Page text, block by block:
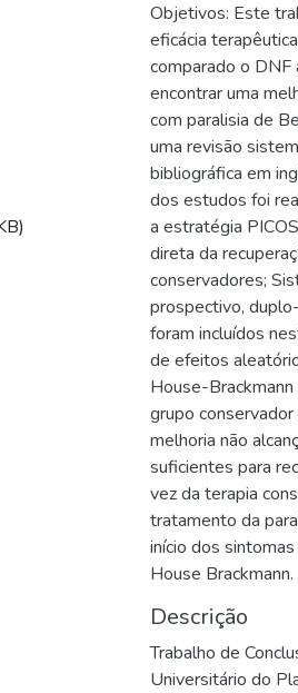
Objetivos: Este
eficácia
comparado o
encontrar uma
com paralisia de
uma revisão
bibliográfica em
dos estudos foi
a estratégia
direta da
conservadores;
prospectivo,
foram incluídos
de efeitos
House-
grupo
melhoria não
suficientes para
vez da terapia
tratamento da
início dos
House Brackmann.
Descrição
Trabalho de
Universitário do